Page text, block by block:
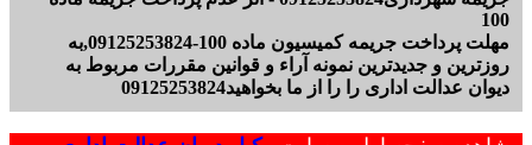
100
مهلت پرداخت جریمه کمیسیون ماده 100-09125253824,به
روزترین و جدیدترین نمونه آراء و قوانین مقررات مربوط به
دیوان عدالت اداری را را از ما بخواهید09125253824